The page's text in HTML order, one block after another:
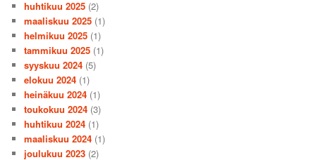
huhtikuu 2025 (2)
maaliskuu 2025 (1)
helmikuu 2025 (1)
tammikuu 2025 (1)
syyskuu 2024 (5)
elokuu 2024 (1)
heinäkuu 2024 (1)
toukokuu 2024 (3)
huhtikuu 2024 (1)
maaliskuu 2024 (1)
joulukuu 2023 (2)